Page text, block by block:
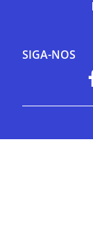
SIGA-NOS